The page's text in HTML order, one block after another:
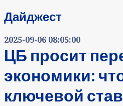
Дайджест
2025-09-06 08:05:00
ЦБ просит
экономики:
ключевой